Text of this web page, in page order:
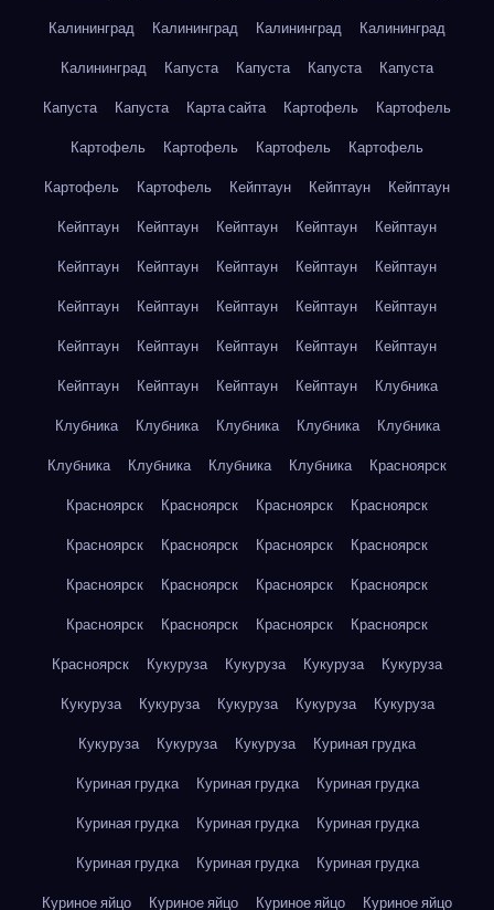
Калининград
Калининград Калининград
Калининград
Калининград
Капуста Капуста Капуста
Капуста
Капуста
Капуста Карта сайта Картофель
Картофель
Картофель
Картофель Картофель
Картофель
Картофель
Картофель Кейптаун Кейптаун
Кейптаун
Кейптаун
Кейптаун Кейптаун Кейптаун
Кейптаун
Кейптаун
Кейптаун Кейптаун Кейптаун
Кейптаун
Кейптаун
Кейптаун Кейптаун Кейптаун
Кейптаун
Кейптаун
Кейптаун Кейптаун Кейптаун
Кейптаун
Кейптаун
Кейптаун Кейптаун Кейптаун
Клубника
Клубника
Клубника Клубника Клубника
Клубника
Клубника
Клубника Клубника Клубника
Красноярск
Красноярск
Красноярск Красноярск
Красноярск
Красноярск
Красноярск Красноярск
Красноярск
Красноярск
Красноярск Красноярск
Красноярск
Красноярск
Красноярск Красноярск
Красноярск
Красноярск
Кукуруза Кукуруза Кукуруза
Кукуруза
Кукуруза
Кукуруза Кукуруза Кукуруза
Кукуруза
Кукуруза
Кукуруза Кукуруза
Куриная грудка
Куриная грудка
Куриная грудка
Куриная грудка
Куриная грудка
Куриная грудка
Куриная грудка
Куриная грудка
Куриная грудка
Куриная грудка
Куриное яйцо
Куриное яйцо Куриное яйцо
Куриное яйцо